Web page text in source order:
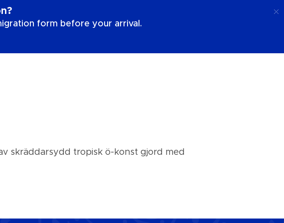
form before your arrival.
skräddarsydd tropisk ö-konst gjord med